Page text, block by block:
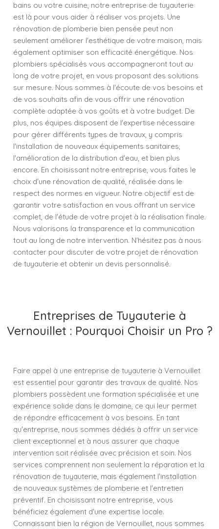
bains ou votre cuisine, notre entreprise de tuyauterie
est là pour vous aider à réaliser vos projets. Une
rénovation de plomberie bien pensée peut non
seulement améliorer l'esthétique de votre maison, mais
également optimiser son efficacité énergétique. Nos
plombiers spécialisés vous accompagneront tout au
long de votre projet, en vous proposant des solutions
sur mesure. Nous sommes à l'écoute de vos besoins et
de vos souhaits afin de vous offrir une rénovation
complète adaptée à vos goûts et à votre budget. De
plus, nos équipes disposent de l'expertise nécessaire
pour gérer différents types de travaux, y compris
l'installation de nouveaux équipements sanitaires,
l'amélioration de la distribution d'eau, et bien plus
encore. En choisissant notre entreprise, vous faites le
choix d'une rénovation de qualité, réalisée dans le
respect des normes en vigueur. Notre objectif est de
garantir votre satisfaction en vous offrant un service
complet, de l'étude de votre projet à la réalisation finale.
Nous valorisons la transparence et la communication
tout au long de notre intervention. N'hésitez pas à nous
contacter pour discuter de votre projet de rénovation
de tuyauterie et obtenir un devis personnalisé.
Entreprises de Tuyauterie à
Vernouillet : Pourquoi Choisir un Pro ?
Faire appel à une entreprise de tuyauterie à Vernouillet
est essentiel pour garantir des travaux de qualité. Nos
plombiers possèdent une formation spécialisée et une
expérience solide dans le domaine, ce qui leur permet
de répondre efficacement à vos besoins. En tant
qu'entreprise, nous sommes dédiés à offrir un service
client exceptionnel et à nous assurer que chaque
intervention soit réalisée avec précision et soin. Nos
services comprennent non seulement la réparation et la
rénovation de tuyauterie, mais également l'installation
de nouveaux systèmes de plomberie et l'entretien
préventif. En choisissant notre entreprise, vous
bénéficiez également d'une expertise locale.
Connaissant bien la région de Vernouillet, nous sommes